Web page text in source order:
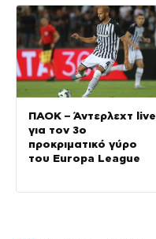
ΠΑΟΚ – Άντερλεχτ live
για τον 3ο
προκριματικό γύρο
του Europa League